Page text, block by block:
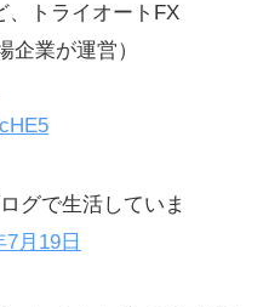
、トライオートFX
企業が運営）
グで生活していま
7月19日